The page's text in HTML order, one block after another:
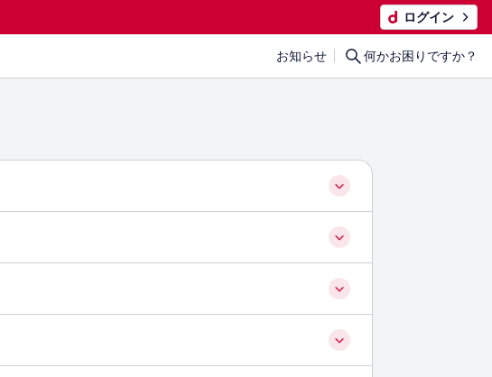
ログイン
お知らせ 何かお困りですか？